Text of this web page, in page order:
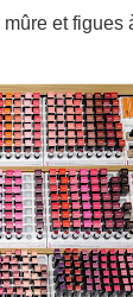
mûre et figues